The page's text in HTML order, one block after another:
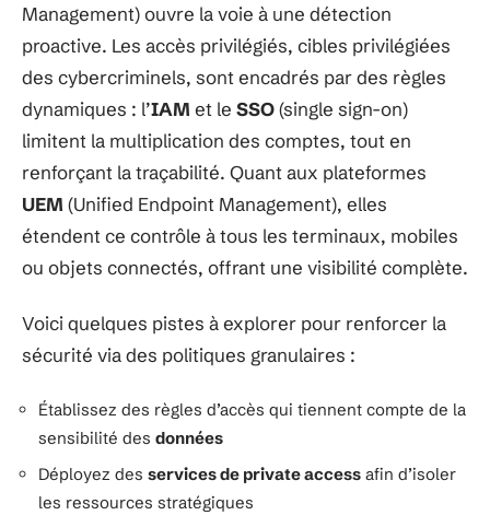
Management) ouvre la voie à une détection
proactive. Les accès privilégiés, cibles privilégiées
des cybercriminels, sont encadrés par des règles
dynamiques : l’IAM et le SSO(single sign-on)
limitent la multiplication des comptes, tout en
renforçant la traçabilité. Quant aux plateformes
UEM (Unified Endpoint Management), elles
étendent ce contrôle à tous les terminaux, mobiles
ou objets connectés, offrant une visibilité complète.
Voici quelques pistes à explorer pour renforcer la
sécurité via des politiques granulaires :
Établissez des règles d’accès qui tiennent compte de la
sensibilité des données
Déployez des services de private access afin d’isoler
les ressources stratégiques